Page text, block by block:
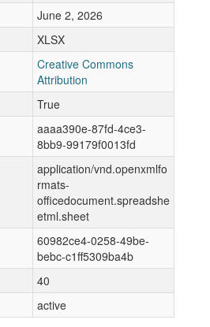
June 2, 2026
XLSX
Creative Commons
Attribution
True
aaaa390e-87fd-4ce3-
8bb9-99179f0013fd
application/vnd.openxmlfo
rmats-
officedocument.spreadshe
etml.sheet
60982ce4-0258-49be-
bebc-c1ff5309ba4b
40
active